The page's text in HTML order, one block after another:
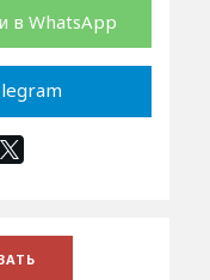
в WhatsApp